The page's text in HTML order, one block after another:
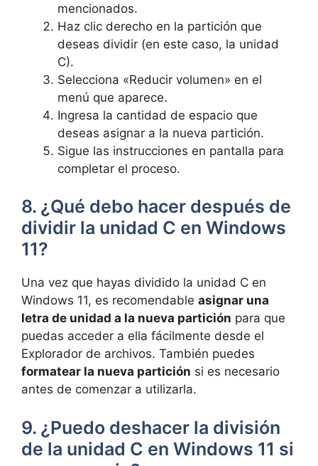
mencionados.
Haz clic derecho en la partición que
deseas dividir (en este caso, la unidad
C).
Selecciona «Reducir volumen» en el
menú que aparece.
Ingresa la cantidad de espacio que
deseas asignar a la nueva partición.
Sigue las instrucciones en pantalla para
completar el proceso.
8. ¿Qué debo hacer después de
dividir la unidad C en Windows
11?
Una vez que hayas dividido la unidad C en
Windows 11, es recomendable asignar una
letra de unidad a la nueva partición para que
puedas acceder a ella fácilmente desde el
Explorador de archivos. También puedes
formatear la nueva partición si es necesario
antes de comenzar a utilizarla.
9. ¿Puedo deshacer la división
de la unidad C en Windows 11 si